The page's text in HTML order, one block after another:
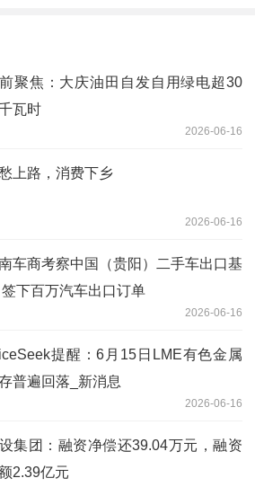
聚焦：大庆油田自发自用绿电超30
瓦时
2026-06-16
上路，消费下乡
2026-06-16
车商考察中国（贵阳）二手车出口基
下百万汽车出口订单
2026-06-16
提醒：6月15日LME有色金属
普遍回落_新消息
2026-06-16
集团：融资净偿还39.04万元，融资
2.39亿元